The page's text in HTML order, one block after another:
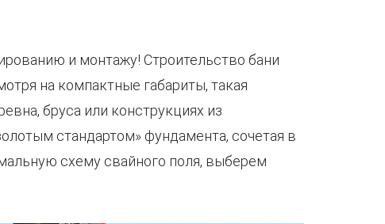
и монтажу! Строительство бани
на компактные габариты, такая
бруса или конструкциях из
стандартом» фундамента, сочетая в
схему свайного поля, выберем